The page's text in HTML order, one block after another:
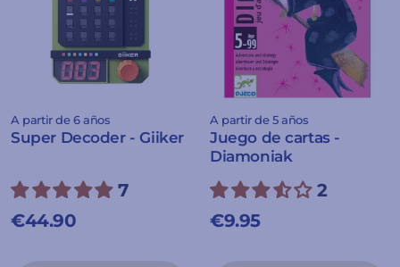
A partir de 6 años
Super Decoder - Giiker
7
€44.90
A partir de 5 años
Juego de cartas -
Diamoniak
2
€9.95